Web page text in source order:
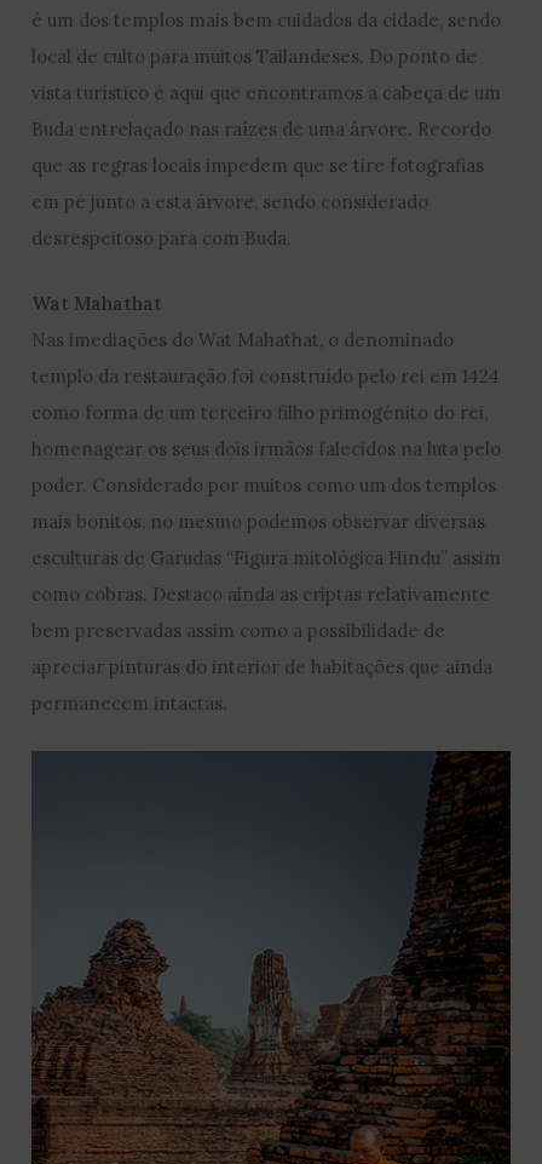
é um dos templos mais bem cuidados da cidade, sendo
local de culto para muitos Tailandeses. Do ponto de
vista turístico é aqui que encontramos a cabeça de um
Buda entrelaçado nas raízes de uma árvore. Recordo
que as regras locais impedem que se tire fotografias
em pé junto a esta árvore, sendo considerado
desrespeitoso para com Buda.
Wat Mahathat
Nas imediações do Wat Mahathat, o denominado
templo da restauração foi construído pelo rei em 1424
como forma de um terceiro filho primogénito do rei,
homenagear os seus dois irmãos falecidos na luta pelo
poder. Considerado por muitos como um dos templos
mais bonitos, no mesmo podemos observar diversas
esculturas de Garudas “Figura mitológica Hindu” assim
como cobras. Destaco ainda as criptas relativamente
bem preservadas assim como a possibilidade de
apreciar pinturas do interior de habitações que ainda
permanecem intactas.